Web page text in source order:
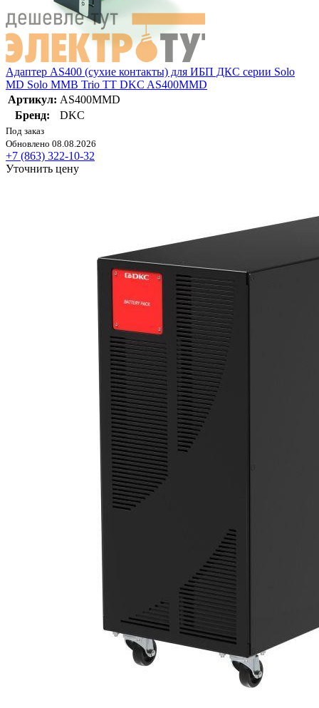
Адаптер AS400 (сухие контакты) для ИБП ДКС серии Solo
MD Solo MMB Trio TT DKC AS400MMD
Артикул: AS400MMD
Бренд:
DKC
Под заказ
Обновлено 08.08.2026
+7 (863) 322-10-32
Уточнить цену